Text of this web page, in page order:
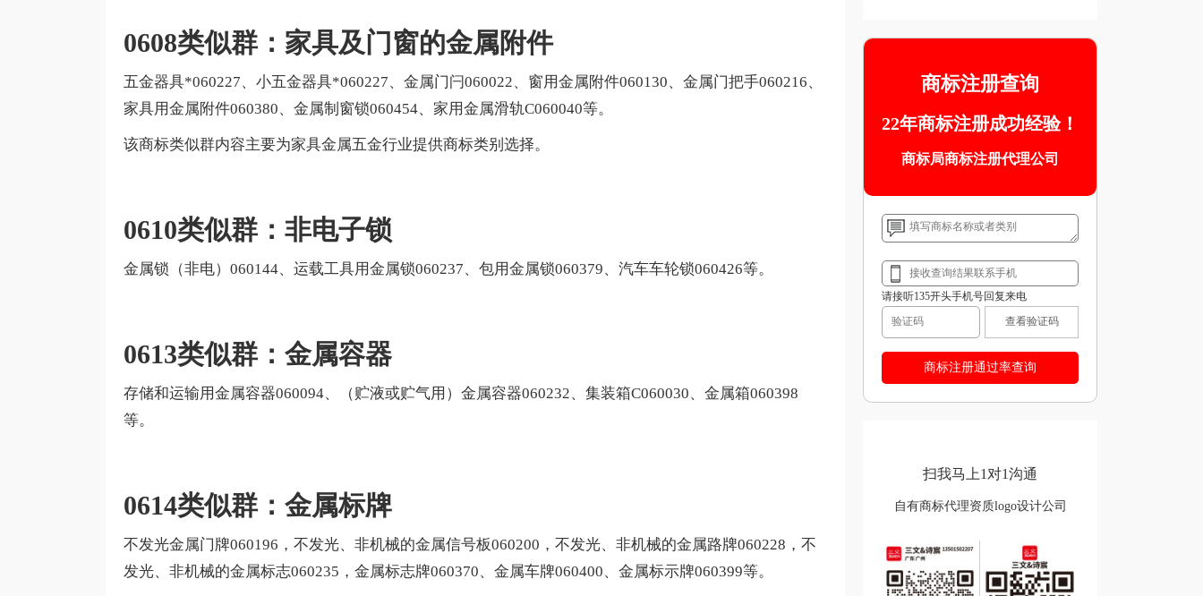
0608类似群：家具及门窗的金属附件
五金器具*060227、小五金器具*060227、金属门闩060022、窗用金属附件060130、金属门把手060216、
家具用金属附件060380、金属制窗锁060454、家用金属滑轨C060040等。
该商标类似群内容主要为家具金属五金行业提供商标类别选择。
0610类似群：非电子锁
金属锁（非电）060144、运载工具用金属锁060237、包用金属锁060379、汽车车轮锁060426等。
0613类似群：金属容器
存储和运输用金属容器060094、（贮液或贮气用）金属容器060232、集装箱C060030、金属箱060398
等。
0614类似群：金属标牌
不发光金属门牌060196，不发光、非机械的金属信号板060200，不发光、非机械的金属路牌060228，不
发光、非机械的金属标志060235，金属标志牌060370、金属车牌060400、金属标示牌060399等。
商标注册查询
22年商标注册成功经验！
商标局商标注册代理公司
请接听135开头手机号回复来电
查看验证码
扫我马上1对1沟通
自有商标代理资质logo设计公司